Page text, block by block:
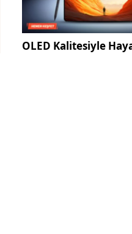
OLED Kalitesiyle